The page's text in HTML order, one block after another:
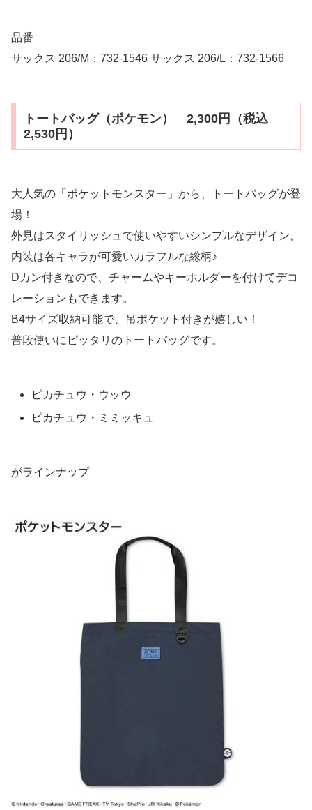
品番
サックス 206/M：732-1546 サックス 206/L：732-1566
トートバッグ（ポケモン） 2,300円（税込
2,530円）
大人気の「ポケットモンスター」から、トートバッグが登
場！
外見はスタイリッシュで使いやすいシンプルなデザイン。
内装は各キャラが可愛いカラフルな総柄♪
Dカン付きなので、チャームやキーホルダーを付けてデコ
レーションもできます。
B4サイズ収納可能で、吊ポケット付きが嬉しい！
普段使いにピッタリのトートバッグです。
ピカチュウ・ウッウ
ピカチュウ・ミミッキュ
がラインナップ